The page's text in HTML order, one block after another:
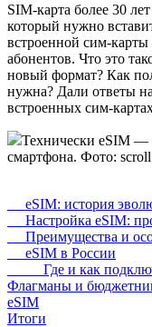
SIM-карта более 30
который нужно
встроенной сим-
абонентов. Что это
новый формат? Как
нужна? Дали ответы
встроенных сим-
Технически eSIM —
смартфона. Фото:
eSIM: история
Настройка eSIM:
Преимущества и
eSIM в России
Где и как
Флагманы и
eSIM
Итоги